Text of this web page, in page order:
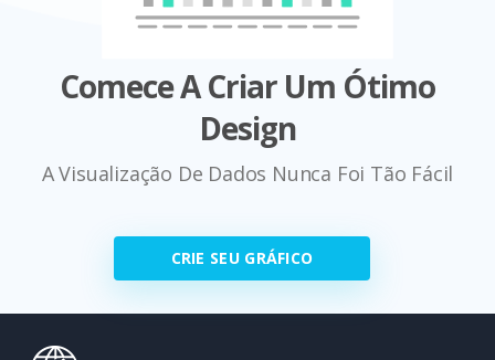
Comece A Criar Um Ótimo
Design
A Visualização De Dados Nunca Foi Tão Fácil
CRIE SEU GRÁFICO